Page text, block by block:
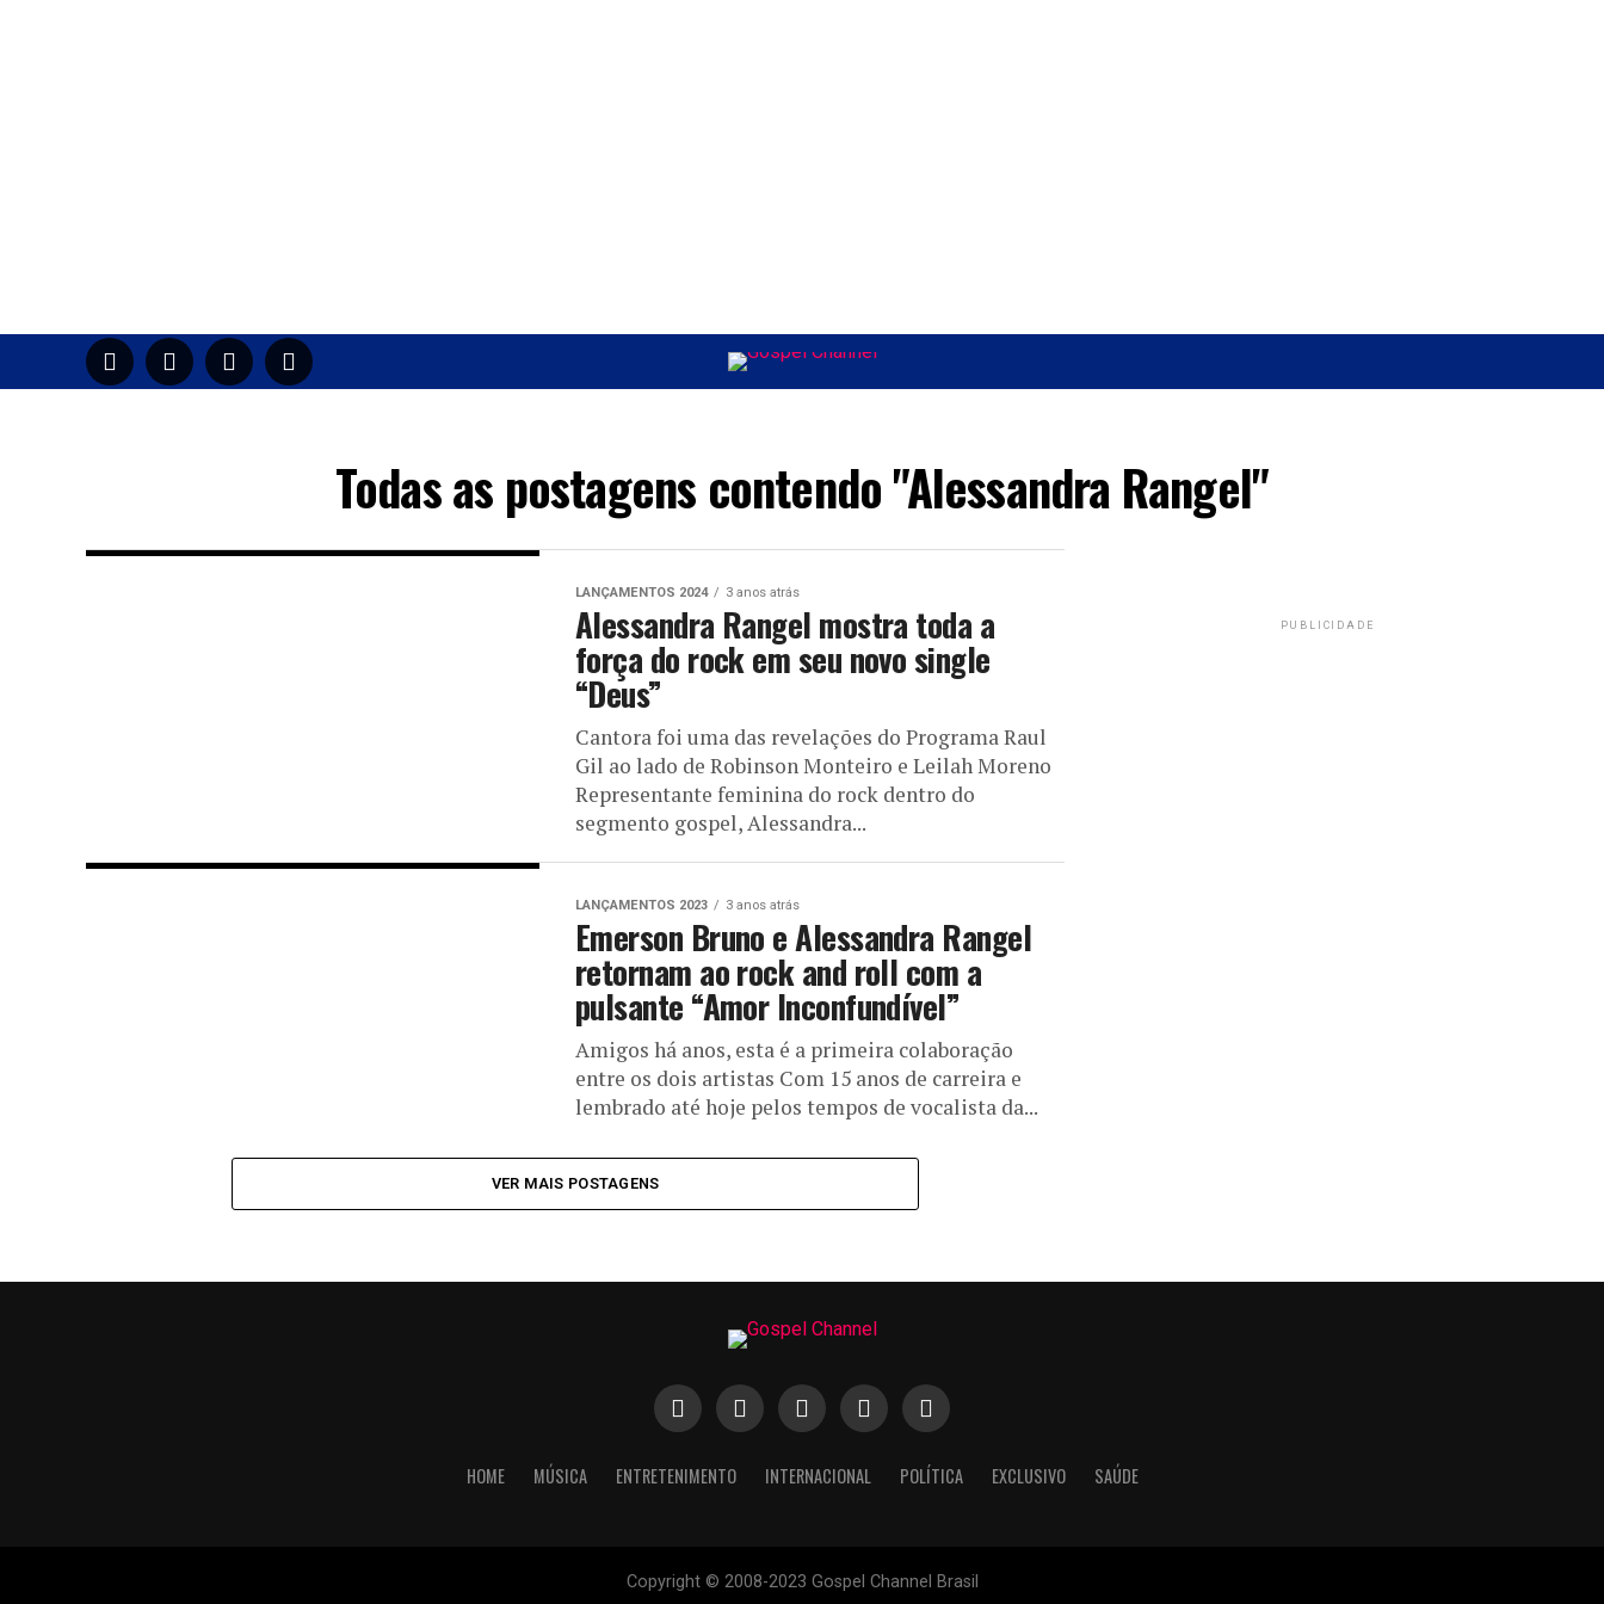
Todas as postagens contendo "Alessandra Rangel"
LANÇAMENTOS 2024 3 anos atrás
Alessandra Rangel mostra toda a
força do rock em seu novo single
“Deus”
Cantora foi uma das revelações do Programa Raul
Gil ao lado de Robinson Monteiro e Leilah Moreno
Representante feminina do rock dentro do
segmento gospel, Alessandra...
LANÇAMENTOS 2023 3 anos atrás
Emerson Bruno e Alessandra Rangel
retornam ao rock and roll com a
pulsante “Amor Inconfundível”
Amigos há anos, esta é a primeira colaboração
entre os dois artistas Com 15 anos de carreira e
lembrado até hoje pelos tempos de vocalista da...
VER MAIS POSTAGENS
PUBLICIDADE
HOME MÚSICA ENTRETENIMENTO INTERNACIONAL POLÍTICA EXCLUSIVO SAÚDE
Copyright © 2008-2023 Gospel Channel Brasil